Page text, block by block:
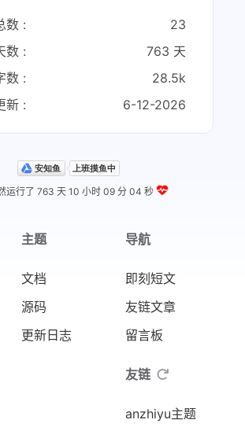
数 :
23
数 :
763 天
数 :
28.5k
新 :
6-12-2026
运行了 763 天 10 小时 09 分 04 秒
主题
文档
源码
更新日志
导航
即刻短文
友链文章
留言板
友链
anzhiyu主题